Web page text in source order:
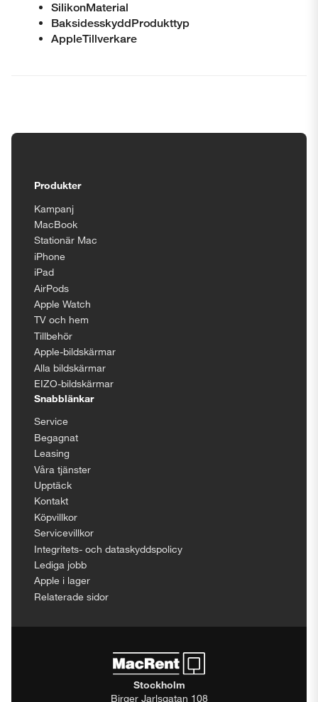
SilikonMaterial
BaksidesskyddProdukttyp
AppleTillverkare
Produkter
Kampanj
MacBook
Stationär Mac
iPhone
iPad
AirPods
Apple Watch
TV och hem
Tillbehör
Apple-bildskärmar
Alla bildskärmar
EIZO-bildskärmar
Snabblänkar
Service
Begagnat
Leasing
Våra tjänster
Upptäck
Kontakt
Köpvillkor
Servicevillkor
Integritets- och dataskyddspolicy
Lediga jobb
Apple i lager
Relaterade sidor
Stockholm
Birger Jarlsgatan 108